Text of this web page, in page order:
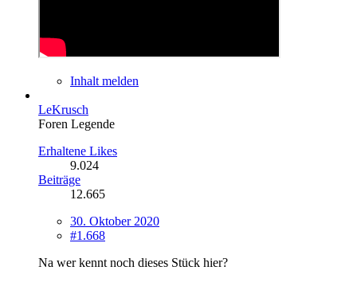
Inhalt melden
LeKrusch
Foren Legende
Erhaltene Likes
9.024
Beiträge
12.665
30. Oktober 2020
#1.668
Na wer kennt noch dieses Stück hier?